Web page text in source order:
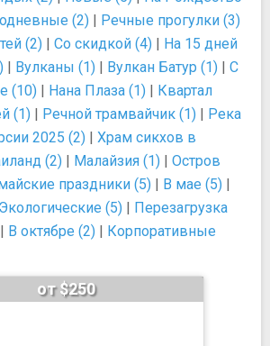
(2) | Речные прогулки (3)
(2) | Со скидкой (4) | На 15 дней
| Вулканы (1) | Вулкан Батур (1) | С
(10) | Нана Плаза (1) | Квартал
(1) | Речной трамвайчик (1) | Река
2025 (2) | Xрам сикхов в
(2) | Малайзия (1) | Остров
праздники (5) | В мае (5) |
Экологические (5) | Перезагрузка
| В октябре (2) | Корпоративные
от $250